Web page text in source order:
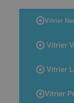
Vitrier
Vitrier
Vitrier
Vitrier